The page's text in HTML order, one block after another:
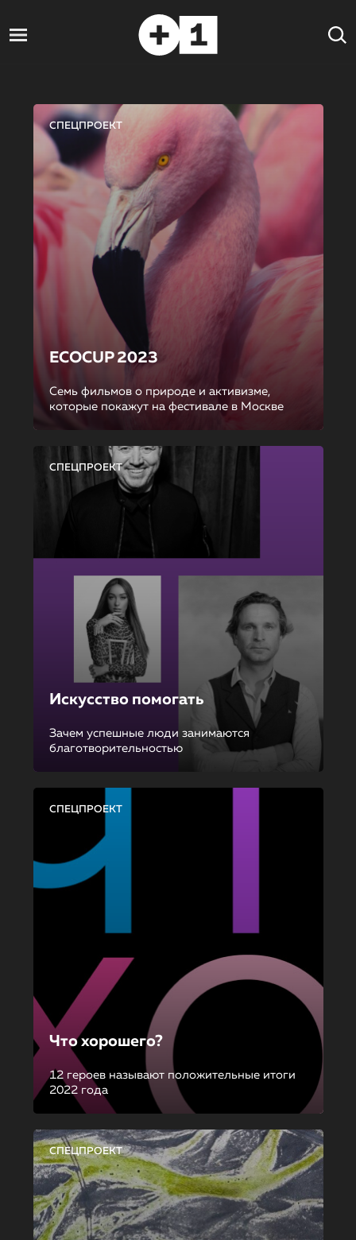
СПЕЦПРОЕКТ
ECOCUP 2023
Семь фильмов о природе и активизме,
которые покажут на фестивале в Москве
СПЕЦПРОЕКТ
Искусство помогать
Зачем успешные люди занимаются
благотворительностью
СПЕЦПРОЕКТ
Что хорошего?
12 героев называют положительные итоги
2022 года
СПЕЦПРОЕКТ